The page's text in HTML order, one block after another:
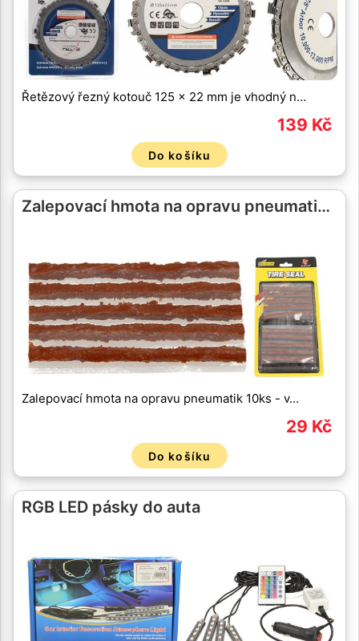
Řetězový řezný kotouč 125 x 22 mm je vhodný n…
139 Kč
Do košíku
Zalepovací hmota na opravu pneumati…
Zalepovací hmota na opravu pneumatik 10ks - v…
29 Kč
Do košíku
RGB LED pásky do auta